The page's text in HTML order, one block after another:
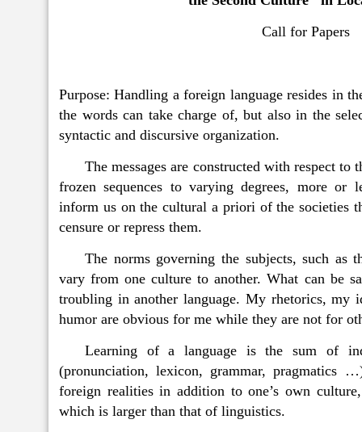
Call for Papers
Purpose: Handling a foreign language resides in
the words can take charge of, but also in the
syntactic and discursive organization.
The messages are constructed with respect to
frozen sequences to varying degrees, more or
inform us on the cultural a priori of the societies
censure or repress them.
The norms governing the subjects, such as
vary from one culture to another. What can be
troubling in another language. My rhetorics, my
humor are obvious for me while they are not for
Learning of a language is the sum of
(pronunciation, lexicon, grammar, pragmatics
foreign realities in addition to one’s own
which is larger than that of linguistics.